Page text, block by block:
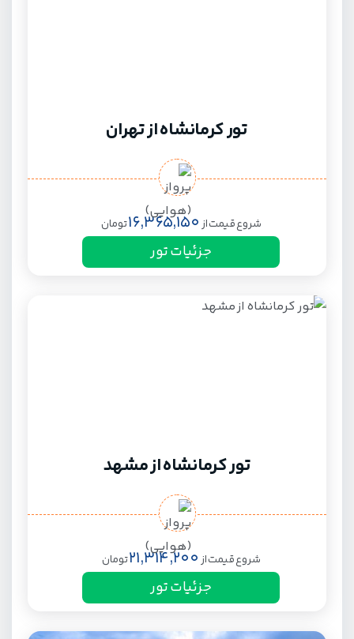
تور کرمانشاه از تهران
شروع قیمت از16,365,150تومان
جزئیات تور
تور کرمانشاه از مشهد
شروع قیمت از21,314,200تومان
جزئیات تور